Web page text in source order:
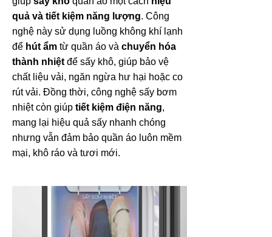
quả và tiết kiệm năng lượng. Công
nghệ này sử dụng luồng không khí lạnh
để hút ẩm từ quần áo và chuyển hóa
thành nhiệt để sấy khô, giúp bảo vệ
chất liệu vải, ngăn ngừa hư hại hoặc co
rút vải. Đồng thời, công nghệ sấy bơm
nhiệt còn giúp tiết kiệm điện năng,
mang lại hiệu quả sấy nhanh chóng
nhưng vẫn đảm bảo quần áo luôn mềm
mại, khô ráo và tươi mới.